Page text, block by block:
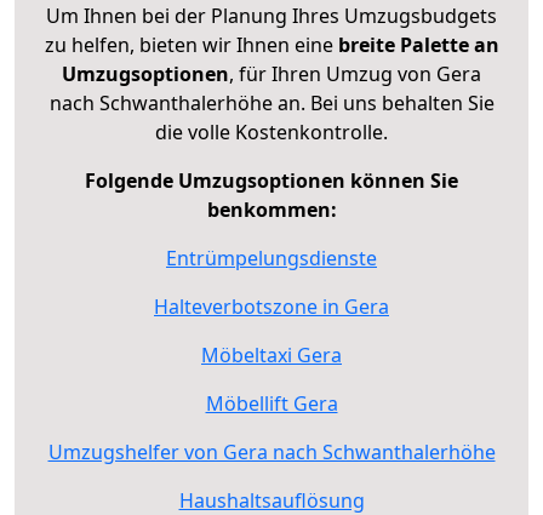
Um Ihnen bei der Planung Ihres Umzugsbudgets
zu helfen, bieten wir Ihnen eine breite Palette an
Umzugsoptionen, für Ihren Umzug von Gera
nach Schwanthalerhöhe an. Bei uns behalten Sie
die volle Kostenkontrolle.
Folgende Umzugsoptionen können Sie
benkommen:
Entrümpelungsdienste
Halteverbotszone in Gera
Möbeltaxi Gera
Möbellift Gera
Umzugshelfer von Gera nach Schwanthalerhöhe
Haushaltsauflösung